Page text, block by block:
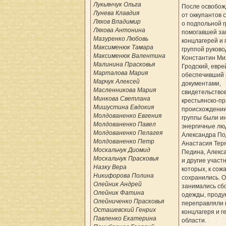
Лукьянчук Ольга
Лунева Клавдия
Ляхов Владимир
Ляхова Антонина
Мазуренко Любовь
Максименюк Тамара
Максименюк Валентина
Малинина Прасковья
Марталова Мария
Марчук Алексей
Масленникова Мария
Минкова Светлана
Мишустина Евдокия
Молдованенко Евгения
Молдованенко Павел
Молдованенко Пелагея
Молдованенко Петр
Москальчук Диомид
Москальчук Прасковья
Назку Вера
Никифорова Полина
Олейник Андрей
Олейник Фатина
Олейниченко Прасковья
Осташевский Генрих
Павленко Екатерина
После
от оккупантов
о подпольной
помогавшей
концлагерей и
группой
Константин
Гродский,
обеспечивший
документами,
крестьянско-
группы были
энергичные
Александра
Анастасия
Педина,
и другие
которых, к
сохранились.
занимались
одежды,
переправляли
концлагеря и
области.